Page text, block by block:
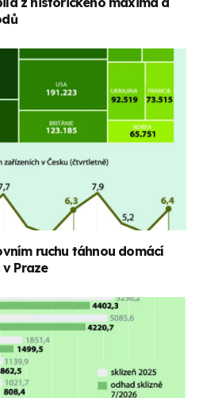
ruchu táhnou domácí
Praze